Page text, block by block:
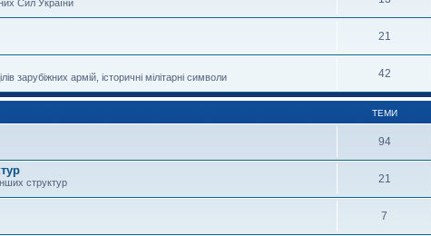
Сил України
21
зарубіжних армій, історичні мілітарні символи 42
ТЕМИ
94
структур 21
7